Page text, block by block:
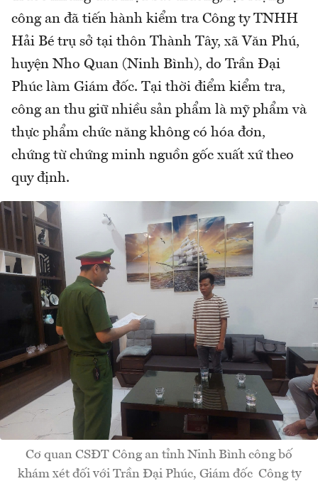
công an đã tiến hành kiểm tra Công ty TNHH
Hải Bé trụ sở tại thôn Thành Tây, xã Văn Phú,
huyện Nho Quan (Ninh Bình), do Trần Đại
Phúc làm Giám đốc. Tại thời điểm kiểm tra,
công an thu giữ nhiều sản phẩm là mỹ phẩm và
thực phẩm chức năng không có hóa đơn,
chứng từ chứng minh nguồn gốc xuất xứ theo
quy định.
Cơ quan CSĐT Công an tỉnh Ninh Bình công bố
khám xét đối với Trần Đại Phúc, Giám đốc Công ty